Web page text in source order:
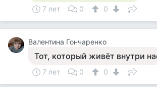
7 лет 0 0
Валентина Гончаренко
Тот, который живёт внутри
7 лет 0 0